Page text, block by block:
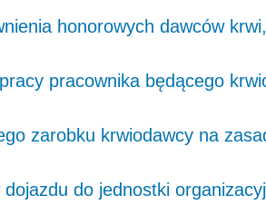
honorowych dawców
pracownika będącego
zarobku krwiodawcy na
do jednostki